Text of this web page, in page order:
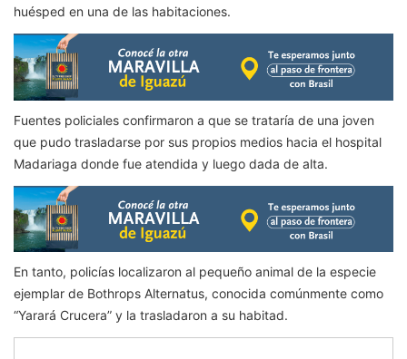
huésped en una de las habitaciones.
Fuentes policiales confirmaron a que se trataría de una joven
que pudo trasladarse por sus propios medios hacia el hospital
Madariaga donde fue atendida y luego dada de alta.
En tanto, policías localizaron al pequeño animal de la especie
ejemplar de Bothrops Alternatus, conocida comúnmente como
“Yarará Crucera” y la trasladaron a su habitad.